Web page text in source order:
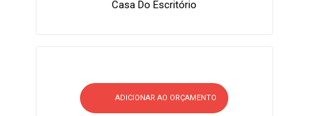
Casa Do Escritório
ADICIONAR AO ORÇAMENTO